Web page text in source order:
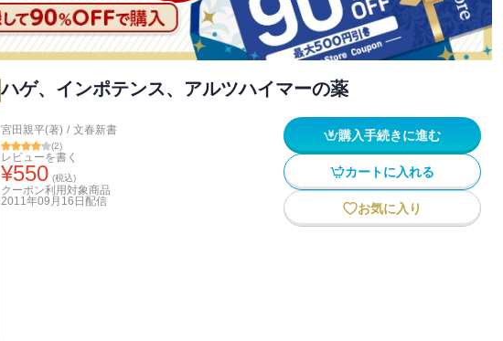
ハゲ、インポテンス、アルツハイマーの薬
宮田親平(著) / 文春新書
(2)
レビューを書く
¥550 (税込)
クーポン利用対象商品
2011年09月16日 配信
購入手続きに進む
カートに入れる
お気に入り